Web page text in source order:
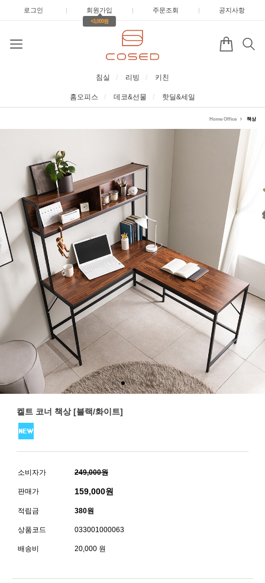
로그인 | 회원가입 |
+3,000원
주문조회 | 공지사항
침실 리빙 키친
홈오피스 데코&선물 핫딜&세일
Home Office 책상
켈트 코너 책상 [블랙/화이트]
소비자가 249,000원
판매가 159,000원
적립금 380원
상품코드 033001000063
배송비 20,000 원